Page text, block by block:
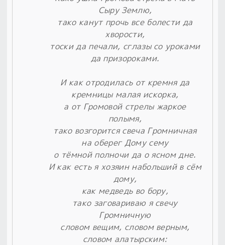
Сыру Землю,
тако канут прочь все болести да
хворости,
тоски да печали, сглазы со уроками
да призороками.
И как отродилась от кремня да
кремницы малая искорка,
а от Громовой стрелы жаркое
полымя,
тако возгорится свеча Громничная
на оберег Дому сему
о тёмной полночи да о ясном дне.
И как есть я хозяин набольший в сём
дому,
как медведь во бору,
тако заговариваю я свечу
Громничную
словом вещим, словом верным,
словом алатырским: